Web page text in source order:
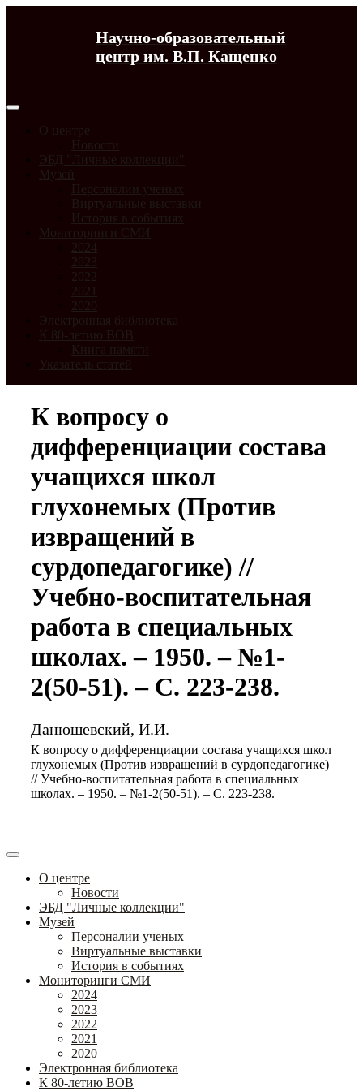
Научно-образовательный
центр им. В.П. Кащенко
О центре
Новости
ЭБД "Личные коллекции"
Музей
Персоналии ученых
Виртуальные выставки
История в событиях
Мониторинги СМИ
2024
2023
2022
2021
2020
Электронная библиотека
К 80-летию ВОВ
Книга памяти
Указатель статей
К вопросу о
дифференциации состава
учащихся школ
глухонемых (Против
извращений в
сурдопедагогике) //
Учебно-воспитательная
работа в специальных
школах. – 1950. – №1-
2(50-51). – С. 223-238.
Данюшевский, И.И.
К вопросу о дифференциации состава учащихся школ
глухонемых (Против извращений в сурдопедагогике)
// Учебно-воспитательная работа в специальных
школах. – 1950. – №1-2(50-51). – С. 223-238.
О центре
Новости
ЭБД "Личные коллекции"
Музей
Персоналии ученых
Виртуальные выставки
История в событиях
Мониторинги СМИ
2024
2023
2022
2021
2020
Электронная библиотека
К 80-летию ВОВ